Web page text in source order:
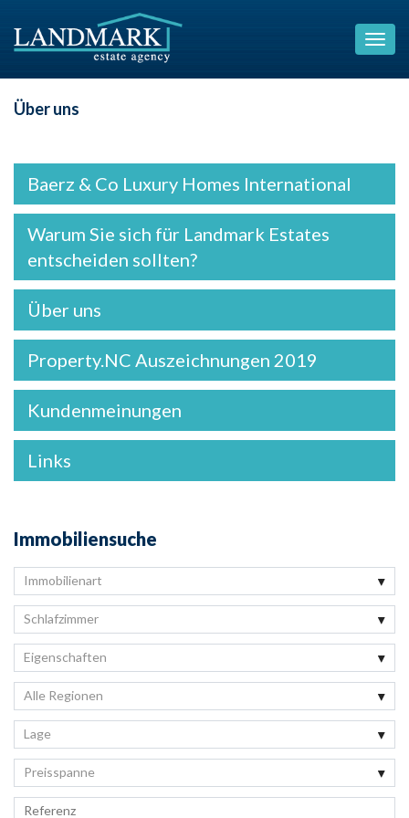
Über uns
Baerz & Co Luxury Homes International
Warum Sie sich für Landmark Estates
entscheiden sollten?
Über uns
Property.NC Auszeichnungen 2019
Kundenmeinungen
Links
Immobiliensuche
Immobilienart
Schlafzimmer
Eigenschaften
Alle Regionen
Lage
Preisspanne